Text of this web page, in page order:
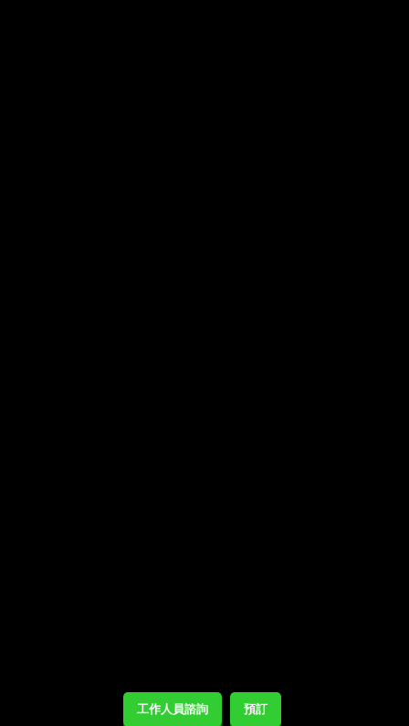
工作人員諮詢 預訂